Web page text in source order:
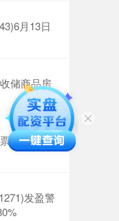
月13日
储商品房
配资新手
发盈警